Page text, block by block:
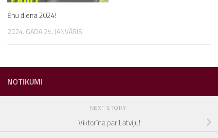
Ēnu diena 2024!
2024. GADA 25. JANVĀRIS
NOTIKUMI
NEXT STORY
Viktorīna par Latviju!